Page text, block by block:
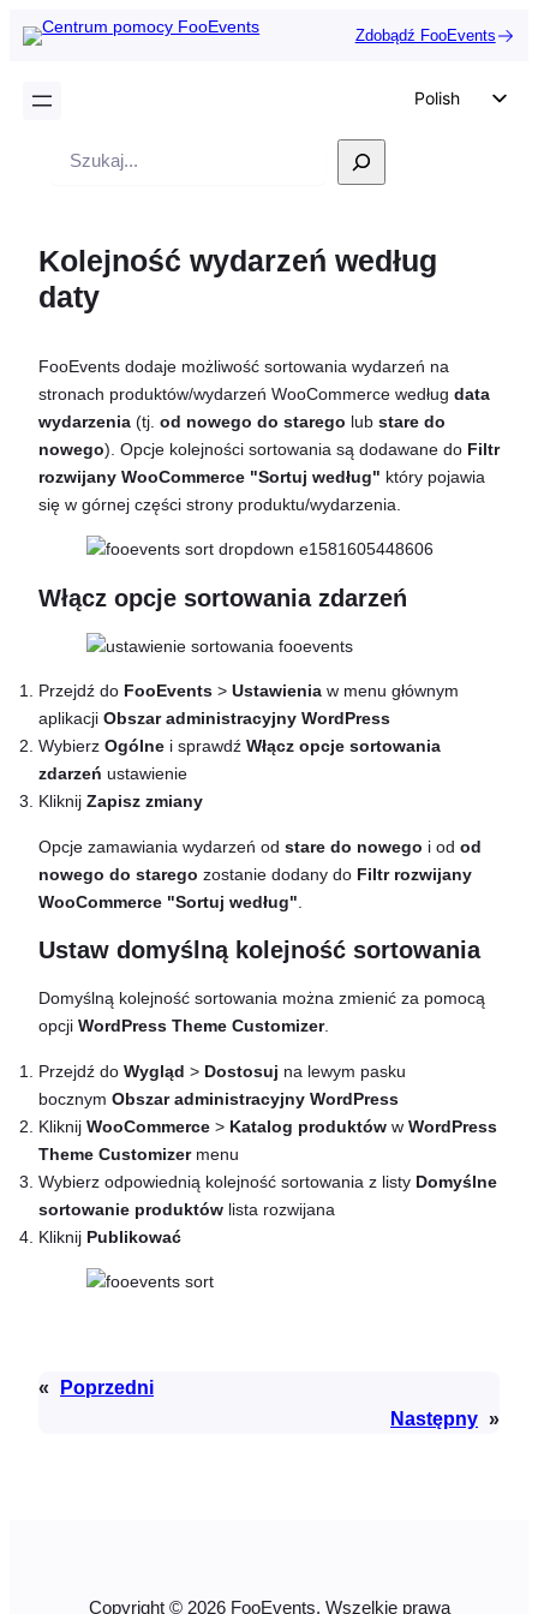
Zdobądź FooEvents
Polish
Spanish
French
Czech
Greek
Wyszukiwanie
Kolejność wydarzeń według
daty
FooEvents dodaje możliwość sortowania wydarzeń na
stronach produktów/wydarzeń WooCommerce według data
wydarzenia (tj. od nowego do starego lub stare do
nowego). Opcje kolejności sortowania są dodawane do Filtr
rozwijany WooCommerce "Sortuj według" który pojawia
się w górnej części strony produktu/wydarzenia.
Włącz opcje sortowania zdarzeń
Przejdź do FooEvents > Ustawienia w menu głównym
aplikacji Obszar administracyjny WordPress
Wybierz Ogólne i sprawdź Włącz opcje sortowania
zdarzeń ustawienie
Kliknij Zapisz zmiany
Opcje zamawiania wydarzeń od stare do nowego i od od
nowego do starego zostanie dodany do Filtr rozwijany
WooCommerce "Sortuj według"
Ustaw domyślną kolejność sortowania
Domyślną kolejność sortowania można zmienić za pomocą
opcji WordPress Theme Customizer.
Przejdź do Wygląd > Dostosuj na lewym pasku
bocznym Obszar administracyjny WordPress
Kliknij WooCommerce > Katalog produktów w WordPress
Theme Customizer menu
Wybierz odpowiednią kolejność sortowania z listy Domyślne
sortowanie produktów lista rozwijana
Kliknij Publikować
«
Poprzedni
Następny »
Copyright © 2026 FooEvents. Wszelkie prawa